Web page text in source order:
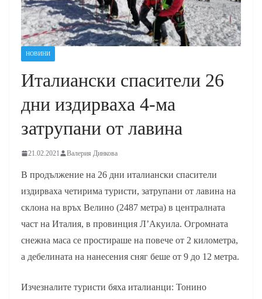
НОВИНИ
Италиански спасители 26
дни издирваха 4-ма
затрупани от лавина
21.02.2021 Валерия Динкова
В продължение на 26 дни италиански спасители
издирваха четирима туристи, затрупани от лавина на
склона на връх Велино (2487 ​​метра) в централната
част на Италия, в провинция Л’Акуила. Огромната
снежна маса се простираше на повече от 2 километра,
а дебелината на нанесения сняг беше от 9 до 12 метра.
Изчезналите туристи бяха италианци: Тонино